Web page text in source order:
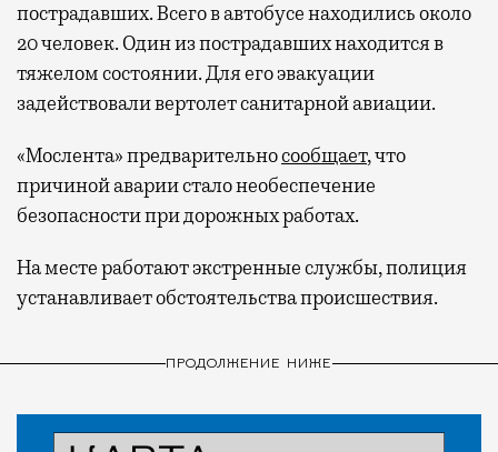
пострадавших. Всего в автобусе находились около
20 человек. Один из пострадавших находится в
тяжелом состоянии. Для его эвакуации
задействовали вертолет санитарной авиации.
«Мослента» предварительносообщает, что
причиной аварии стало необеспечение
безопасности при дорожных работах.
На месте работают экстренные службы, полиция
устанавливает обстоятельства происшествия.
ПРОДОЛЖЕНИЕ НИЖЕ